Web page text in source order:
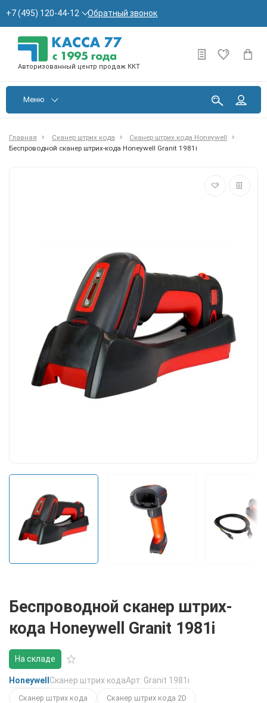
+7 (495) 120-44-12 Обратный звонок
Авторизованный центр продаж ККТ
Меню
Главная Сканер штрих кода
Сканер штрих кода Honeywell
Беспроводной сканер штрих-кода Honeywell Granit 1981i
Беспроводной сканер штрих-
кода Honeywell Granit 1981i
На складе
Honeywell Сканер штрих кодаАрт: Granit 1981i
Сканер штрих кода Сканер штрих кода 2D